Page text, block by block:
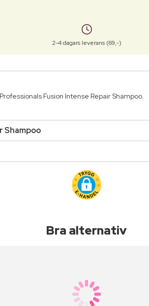
2-4 dagars leverans (69,-)
Fusion Intense Repair Shampoo.
Shampoo
Bra alternativ